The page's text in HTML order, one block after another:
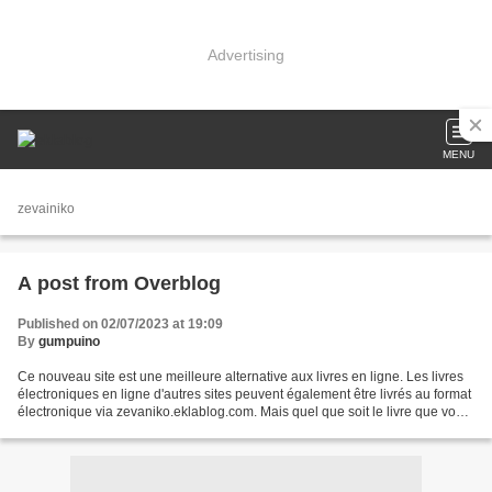
Advertising
MENU
zevainiko
A post from Overblog
Published on 02/07/2023 at 19:09
By gumpuino
Ce nouveau site est une meilleure alternative aux livres en ligne. Les livres
électroniques en ligne d'autres sites peuvent également être livrés au format
électronique via zevaniko.eklablog.com. Mais quel que soit le livre que vous